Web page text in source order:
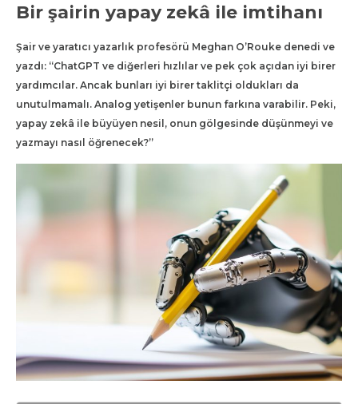
Bir şairin yapay zekâ ile imtihanı
Şair ve yaratıcı yazarlık profesörü Meghan O’Rouke denedi ve
yazdı: “ChatGPT ve diğerleri hızlılar ve pek çok açıdan iyi birer
yardımcılar. Ancak bunları iyi birer taklitçi oldukları da
unutulmamalı. Analog yetişenler bunun farkına varabilir. Peki,
yapay zekâ ile büyüyen nesil, onun gölgesinde düşünmeyi ve
yazmayı nasıl öğrenecek?”